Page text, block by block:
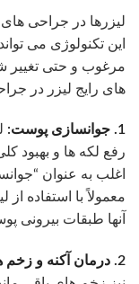
لیزرها در جراحی
این تکنولوژی می
مرغوب و حتی تغییر
های رایج لیزر در
1. جوانسازی پوست:
رفع لکه ها و بهبود
اغلب به عنوان
معمولاً با استفاده
آنها طبقات بیرونی
2. درمان آکنه و زخم های آکنه: